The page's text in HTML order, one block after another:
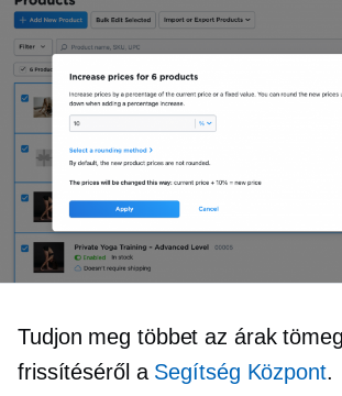
Tudjon meg többet az árak
frissítéséről a Segítség Központ.